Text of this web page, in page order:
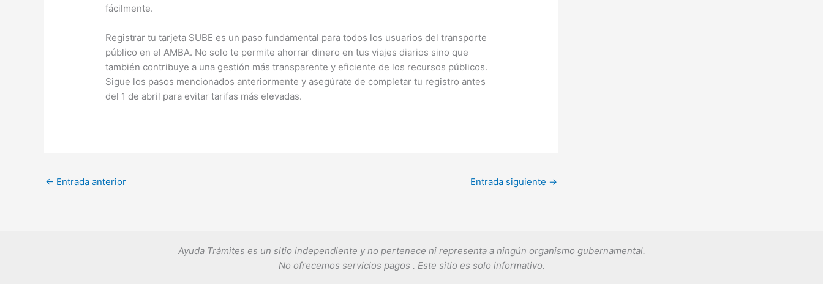
fácilmente.
Registrar tu tarjeta SUBE es un paso fundamental para todos los usuarios del transporte
público en el AMBA. No solo te permite ahorrar dinero en tus viajes diarios sino que
también contribuye a una gestión más transparente y eficiente de los recursos públicos.
Sigue los pasos mencionados anteriormente y asegúrate de completar tu registro antes
del 1 de abril para evitar tarifas más elevadas.
← Entrada anterior Entrada siguiente →
Ayuda Trámites es un sitio independiente y no pertenece ni representa a ningún organismo gubernamental.
No ofrecemos servicios pagos . Este sitio es solo informativo.